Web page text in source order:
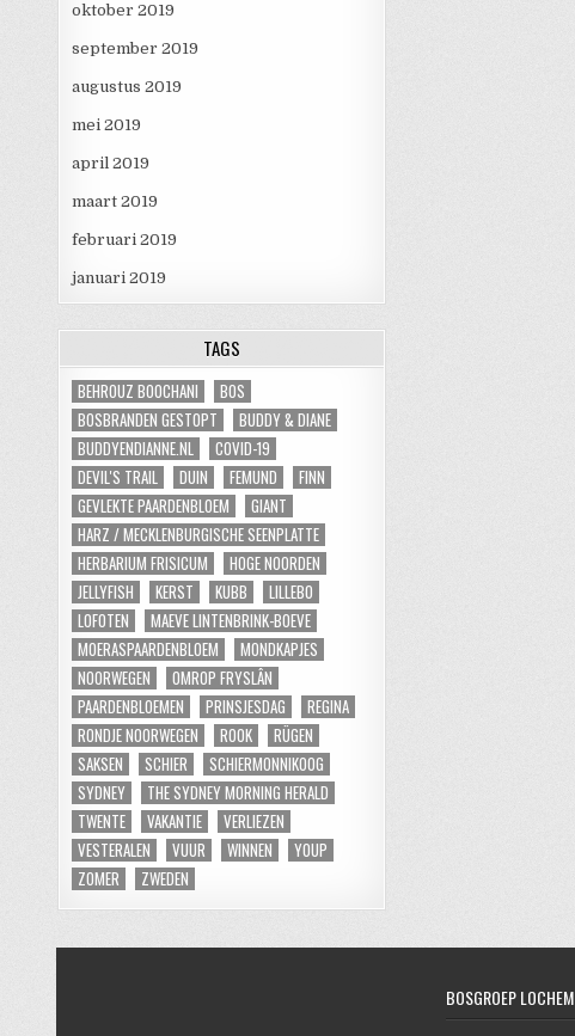
oktober 2019
september 2019
augustus 2019
mei 2019
april 2019
maart 2019
februari 2019
januari 2019
TAGS
BEHROUZ BOOCHANI
BOS
BOSBRANDEN GESTOPT
BUDDY & DIANE
BUDDYENDIANNE.NL
COVID-19
DEVIL'S TRAIL
DUIN FEMUND
FINN
GEVLEKTE PAARDENBLOEM
GIANT
HARZ / MECKLENBURGISCHE SEENPLATTE
HERBARIUM FRISICUM
HOGE NOORDEN
JELLYFISH
KERST KUBB
LILLEBO
LOFOTEN
MAEVE LINTENBRINK-BOEVE
MOERASPAARDENBLOEM
MONDKAPJES
NOORWEGEN
OMROP FRYSLÂN
PAARDENBLOEMEN
PRINSJESDAG
REGINA
RONDJE NOORWEGEN
ROOK
RÜGEN
SAKSEN
SCHIER
SCHIERMONNIKOOG
SYDNEY
THE SYDNEY MORNING HERALD
TWENTE
VAKANTIE
VERLIEZEN
VESTERALEN
VUUR WINNEN
YOUP
ZOMER
ZWEDEN
BOSGROEP LOCHEM